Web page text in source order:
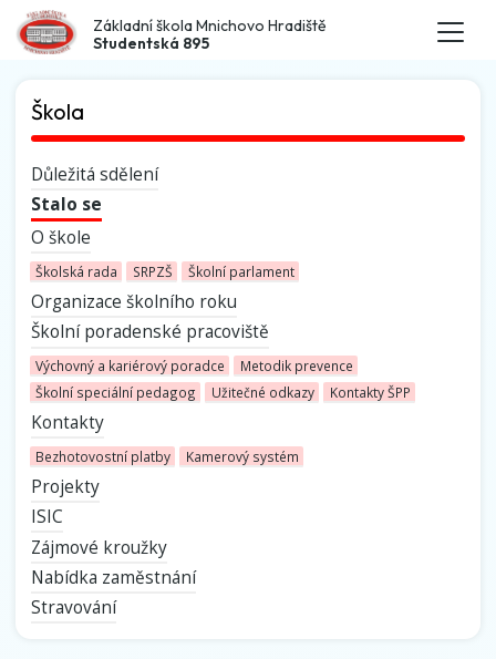
Základní škola Mnichovo Hradiště
Studentská 895
Škola
Důležitá sdělení
Stalo se
O škole
Školská rada SRPZŠ Školní parlament
Organizace školního roku
Školní poradenské pracoviště
Výchovný a kariérový poradce
Metodik prevence
Školní speciální pedagog
Užitečné odkazy Kontakty ŠPP
Kontakty
Bezhotovostní platby Kamerový systém
Projekty
ISIC
Zájmové kroužky
Nabídka zaměstnání
Stravování